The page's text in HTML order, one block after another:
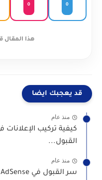
0
0
هذا المقال
قد يعجبك ايضا
منذ عام
كيفية تركيب الإعلانات
القبول...
منذ عام